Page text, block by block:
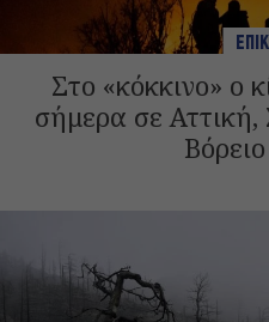
Στο «κόκκινο» ο
σήμερα σε